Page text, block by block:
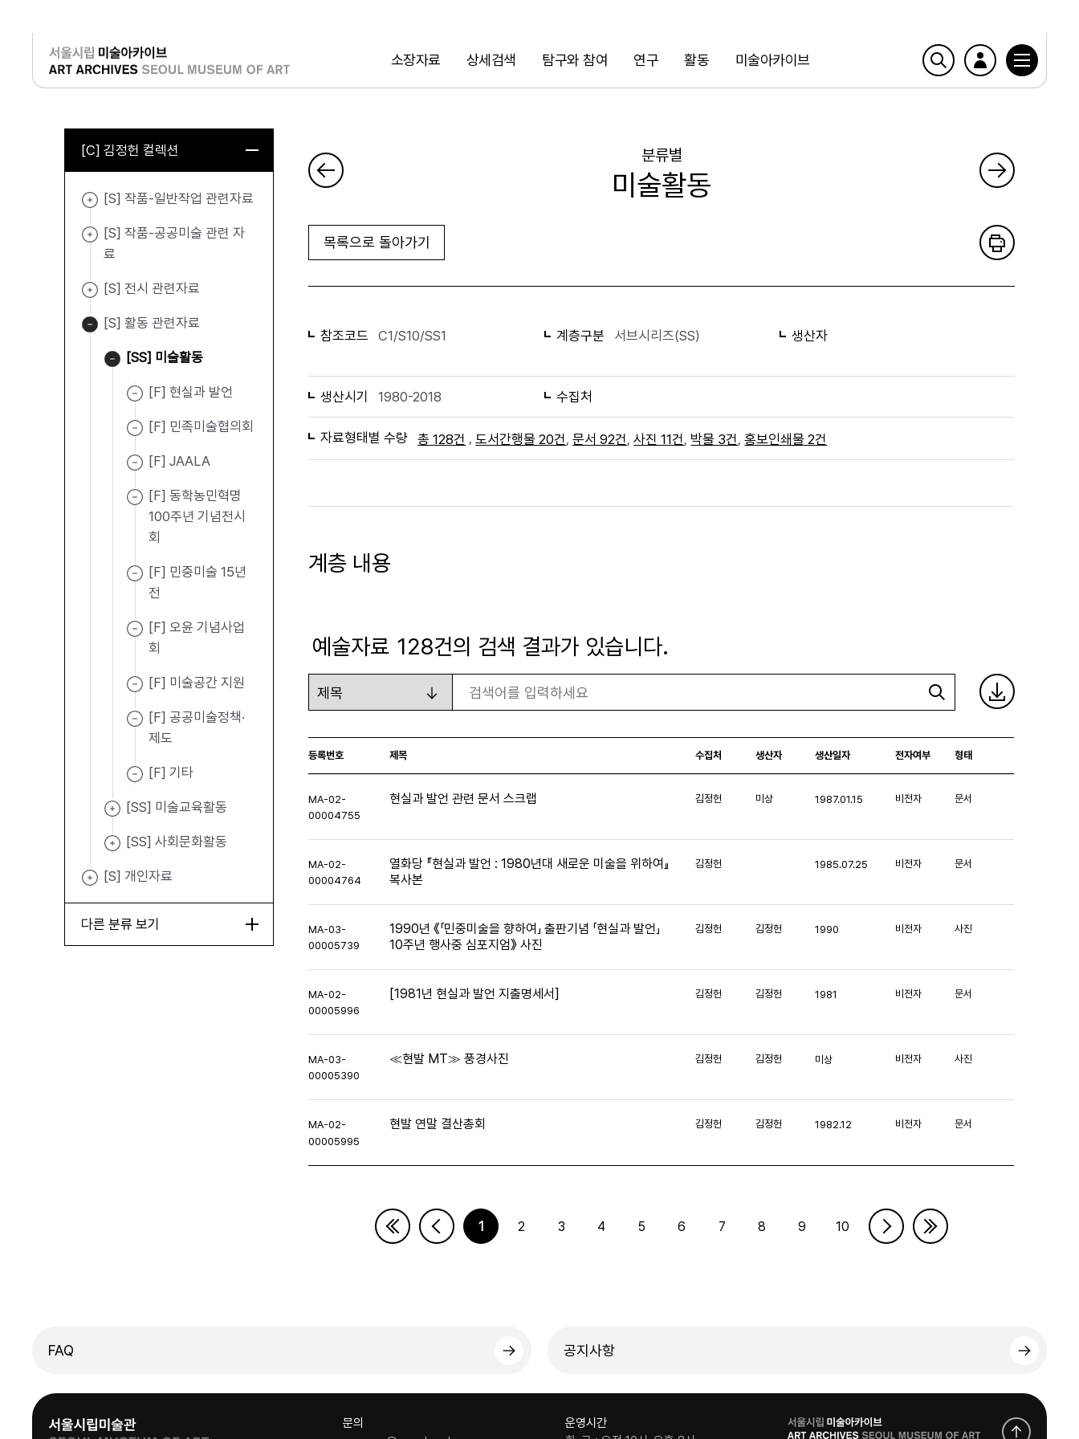
소장자료 상세검색 탐구와 참여 연구 활동 미술아카이브
검색
로그인
[C] 김정헌 컬렉션
[S] 작품-일반작업 관련자료
[S] 작품-공공미술 관련 자
료
[S] 전시 관련자료
[S] 활동 관련자료
[SS] 미술활동
[F] 현실과 발언
[F] 민족미술협의회
[F] JAALA
[F] 동학농민혁명
100주년 기념전시
회
[F] 민중미술 15년
전
[F] 오윤 기념사업
회
[F] 미술공간 지원
[F] 공공미술정책·
제도
[F] 기타
[SS] 미술교육활동
[SS] 사회문화활동
[S] 개인자료
다른 분류 보기
분류별
미술활동
목록으로 돌아가기
참조코드 C1/S10/SS1 계층구분 서브시리즈(SS) 생산자
생산시기 1980-2018 수집처
자료형태별 수량 총 128건 , 도서간행물 20건 ,문서 92건 ,사진 11건 박물 3건 ,홍보인쇄물 2건
계층 내용
예술자료 128건의 검색 결과가 있습니다.
검색
등록번호 제목 수집처 생산자 생산일자 전자여부 형태
MA-02-
00004755
현실과 발언 관련 문서 스크랩 김정헌 미상 1987.01.15 비전자 문서
MA-02-
00004764
열화당 『현실과 발언 : 1980년대 새로운 미술을 위하여』
복사본
김정헌 1985.07.25 비전자 문서
MA-03-
00005739
1990년 《「민중미술을 향하여」 출판기념 「현실과 발언」
10주년 행사중 심포지엄》 사진
김정헌 김정헌 1990 비전자 사진
MA-02-
00005996
[1981년 현실과 발언 지출명세서] 김정헌 김정헌 1981 비전자 문서
MA-03-
00005390
≪현발 MT≫ 풍경사진 김정헌 김정헌 미상 비전자 사진
MA-02-
00005995
현발 연말 결산총회 김정헌 김정헌 1982.12 비전자 문서
1 2 3 4 5 6 7 8 9 10
다음페이지마지막페이지
FAQ 공지사항
문의
운영시간
로
고